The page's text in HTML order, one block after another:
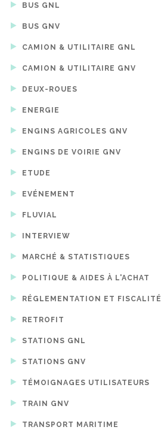
BUS GNL
BUS GNV
CAMION & UTILITAIRE GNL
CAMION & UTILITAIRE GNV
DEUX-ROUES
ENERGIE
ENGINS AGRICOLES GNV
ENGINS DE VOIRIE GNV
ETUDE
EVÉNEMENT
FLUVIAL
INTERVIEW
MARCHÉ & STATISTIQUES
POLITIQUE & AIDES À L'ACHAT
RÉGLEMENTATION ET FISCALITÉ
RETROFIT
STATIONS GNL
STATIONS GNV
TÉMOIGNAGES UTILISATEURS
TRAIN GNV
TRANSPORT MARITIME